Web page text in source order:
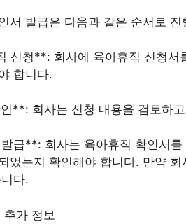
서 발급은 다음과 같은 순서로 진
신청**: 회사에 육아휴직 신청서
합니다.
**: 회사는 신청 내용을 검토하
급**: 회사는 육아휴직 확인서
었는지 확인해야 합니다. 만약
다.
가 정보